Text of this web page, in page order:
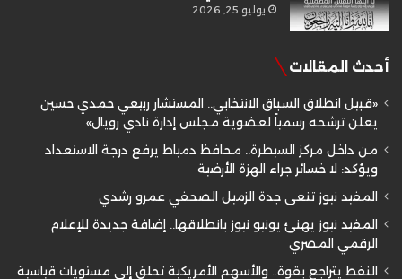
يوليو 25, 2026
أحدث المقالات
«قبيل انطلاق السباق الانتخابي.. المستشار ربيعي حمدي حسين
يعلن ترشحه رسمياً لعضوية مجلس إدارة نادي رويال»
من داخل مركز السيطرة.. محافظ دمياط يرفع درجة الاستعداد
ويؤكد: لا خسائر جراء الهزة الأرضية
المفيد نيوز تنعى جدة الزميل الصحفي عمرو رشدي
المفيد نيوز يهنئ يونيو نيوز بانطلاقها.. إضافة جديدة للإعلام
الرقمي المصري
النفط يتراجع بقوة.. والأسهم الأمريكية تحلق إلى مستويات قياسية